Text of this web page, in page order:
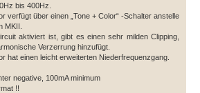
bis 400Hz.
verfügt über einen „Tone + Color“ -Schalter anstelle
MKII.
aktiviert ist, gibt es einen sehr milden Clipping,
Verzerrung hinzufügt.
hat einen leicht erweiterten Niederfrequenzgang.
negative, 100mA minimum
!!